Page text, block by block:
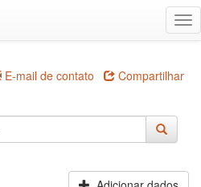
E-mail de contato Compartilhar